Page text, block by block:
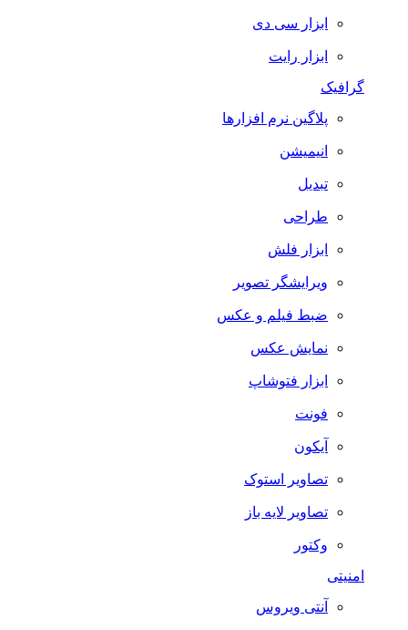
ابزار سی دی
ابزار رایت
گرافیک
پلاگین نرم افزارها
انیمیشن
تبدیل
طراحی
ابزار فلش
ویرایشگر تصویر
ضبط فيلم و عكس
نمایش عکس
ابزار فتوشاپ
فونت
آیکون
تصاویر استوک
تصاویر لایه باز
وکتور
امنیتی
آنتی ویروس